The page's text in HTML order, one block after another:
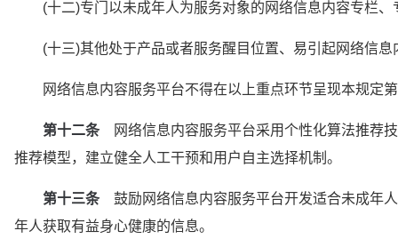
(十二)专门以未成年人为服务对象的网络信息内容专栏、
(十三)其他处于产品或者服务醒目位置、易引起网络信息
网络信息内容服务平台不得在以上重点环节呈现本规定
第十二条 网络信息内容服务平台采用个性化算法推荐
推荐模型，建立健全人工干预和用户自主选择机制。
第十三条 鼓励网络信息内容服务平台开发适合未成年
年人获取有益身心健康的信息。